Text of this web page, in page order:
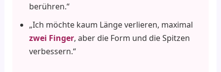
berühren.“
„Ich möchte kaum Länge verlieren, maximal
zwei Finger, aber die Form und die Spitzen
verbessern.“